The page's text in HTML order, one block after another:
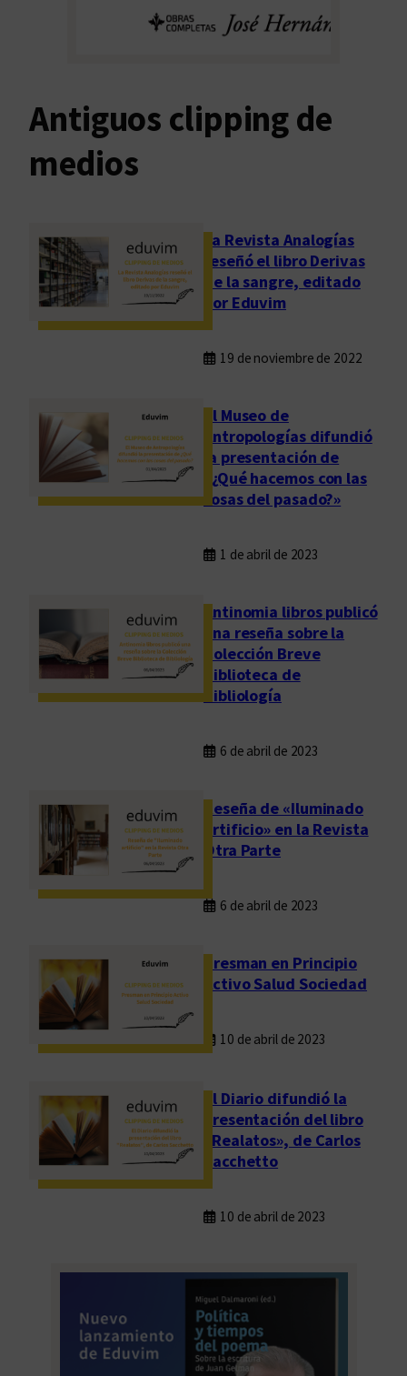
Antiguos clipping de
medios
La Revista Analogías
reseñó el libro Derivas
de la sangre, editado
por Eduvim
19 de noviembre de 2022
El Museo de
Antropologías difundió
la presentación de
«¿Qué hacemos con las
cosas del pasado?»
1 de abril de 2023
Antinomia libros publicó
una reseña sobre la
Colección Breve
Biblioteca de
Bibliología
6 de abril de 2023
Reseña de «Iluminado
artificio» en la Revista
Otra Parte
6 de abril de 2023
Presman en Principio
Activo Salud Sociedad
10 de abril de 2023
El Diario difundió la
presentación del libro
«Realatos», de Carlos
Sacchetto
10 de abril de 2023